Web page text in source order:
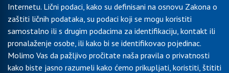
Internetu. Lični podaci, kako su definisani na osnovu Zakona o
zaštiti ličnih podataka, su podaci koji se mogu koristiti
samostalno ili s drugim podacima za identifikaciju, kontakt ili
pronalaženje osobe, ili kako bi se identifikovao pojedinac.
Molimo Vas da pažljivo pročitate naša pravila o privatnosti
kako biste jasno razumeli kako ćemo prikupljati, koristiti, štititi